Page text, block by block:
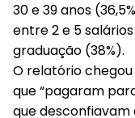
30 e 39 anos
entre 2 e 5
graduação (38%).
O relatório
que “pagaram
que desconfiavam